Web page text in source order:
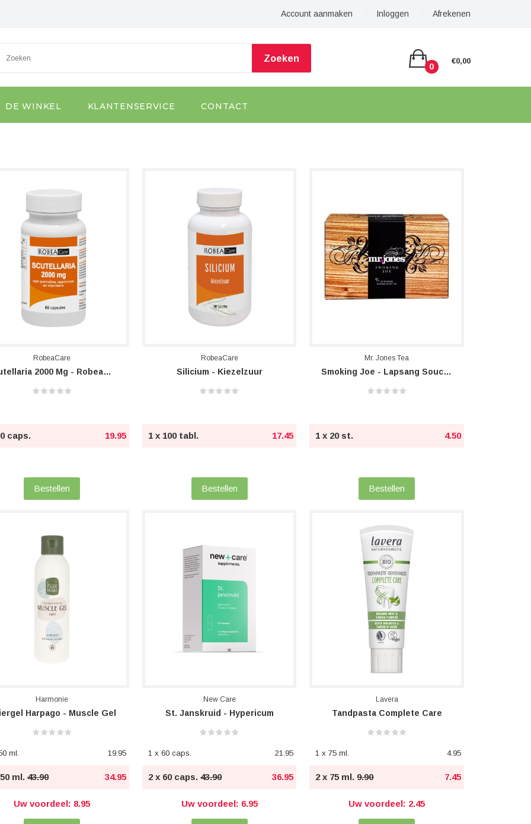
Account aanmaken Inloggen Afrekenen
Zoeken
0
€0,00
DE WINKEL KLANTENSERVICE CONTACT
RobeaCare
Scutellaria 2000 Mg - RobeaCare
caps. 19.95
Bestellen
RobeaCare
Silicium - Kiezelzuur
1 x 100 tabl. 17.45
Bestellen
Mr. Jones Tea
Smoking Joe - Lapsang Souchong
1 x 20 st. 4.50
Bestellen
Harmonie
Harpago - Muscle Gel
ml. 19.95
ml.43.90 34.95
Uw voordeel: 8.95
New Care
St. Janskruid - Hypericum
1 x 60 caps. 21.95
2 x 60 caps. 43.90 36.95
Uw voordeel: 6.95
Lavera
Tandpasta Complete Care
1 x 75 ml. 4.95
2 x 75 ml.9.90 7.45
Uw voordeel: 2.45